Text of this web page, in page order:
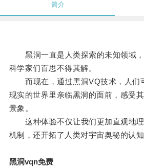
简介
黑洞一直是人类探索的未知领域，
科学家们百思不得其解。
而现在，通过黑洞VQ技术，人们
现实的世界里亲临黑洞的面前，感受
景象。
这种体验不仅让我们更加直观地理
机制，还开拓了人类对宇宙奥秘的认知
黑洞vqn免费